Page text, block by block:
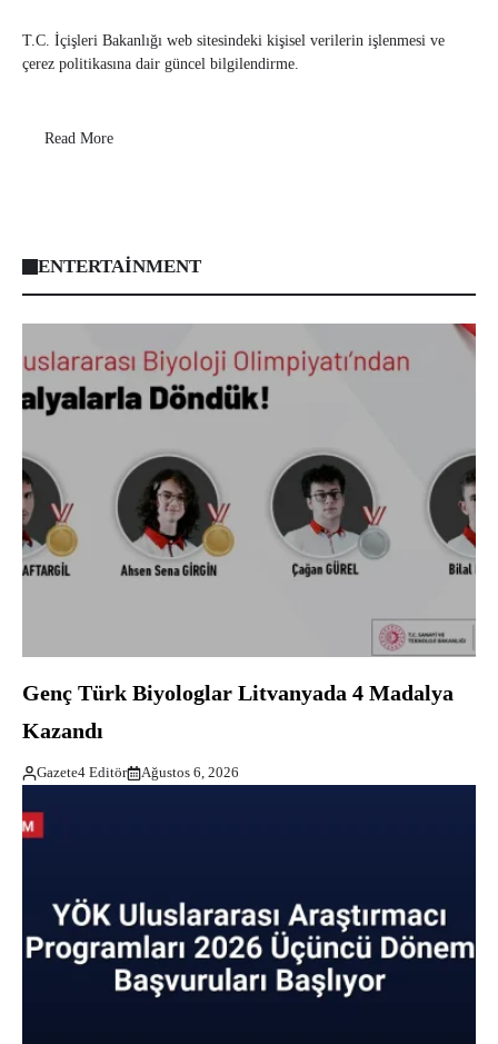
T.C. İçişleri Bakanlığı web sitesindeki kişisel verilerin işlenmesi ve
çerez politikasına dair güncel bilgilendirme.
Read More
ENTERTAINMENT
Genç Türk Biyologlar Litvanyada 4 Madalya
Kazandı
Gazete4 Editör Ağustos 6, 2026